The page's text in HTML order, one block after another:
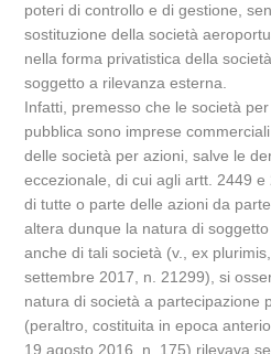
poteri di controllo e di gestione,
sostituzione della società
nella forma privatistica della
soggetto a rilevanza esterna.
Infatti, premesso che le società
pubblica sono imprese
delle società per azioni, salve le
eccezionale, di cui agli artt. 2449
di tutte o parte delle azioni da
altera dunque la natura di
anche di tali società (v., ex
settembre 2017, n. 21299), si
natura di società a partecipazione
(peraltro, costituita in epoca
19 agosto 2016, n. 175) rilevava